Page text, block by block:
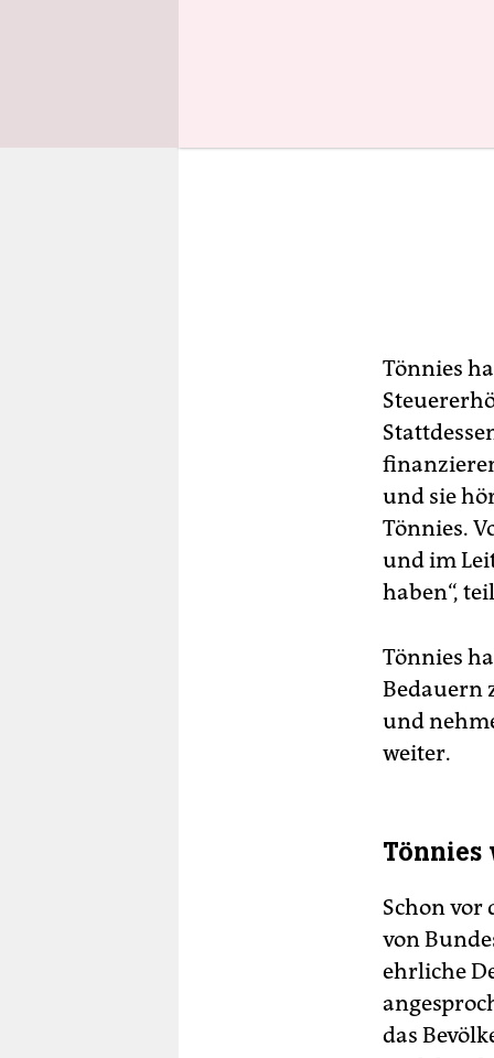
Tönnies
und sie
Tönnies.
und im
haben“,
Tönnies
Bedauern
und
weiter.
Schon vor
von
ehrliche
das